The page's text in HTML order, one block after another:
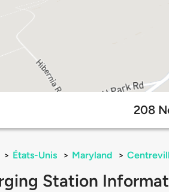
208
> États-Unis > Maryland >
Station